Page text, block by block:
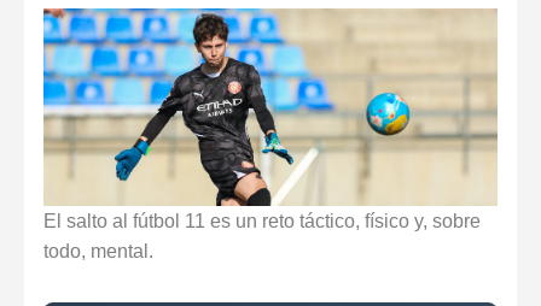
Reglas de Fútbol para Porteros (2026): Guía Definitiva y Novedades IFAB
Los 12 Ejercicios Esenciales para Porteros en Casa Sin Material
El salto al fútbol 11 es un reto táctico, físico y, sobre
todo, mental.